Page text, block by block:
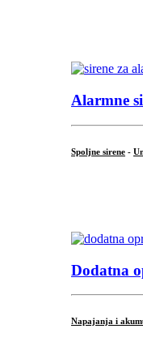
Alarmne
Spoljne sirene -
Dodatna
Napajanja i